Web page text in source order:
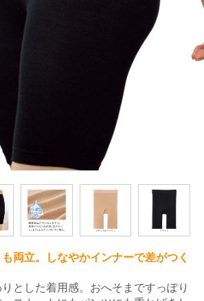
両立。しなやかインナーで差がつく
とした着用感。おへそまですっぽり